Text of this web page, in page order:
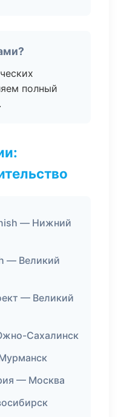
полный
— Нижний
— Великий
— Великий
Сахалинск
— Москва